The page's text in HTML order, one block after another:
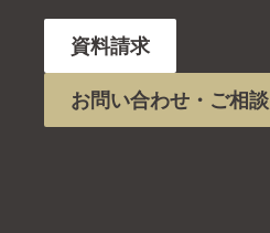
資料請求
お問い合わせ・ご相談